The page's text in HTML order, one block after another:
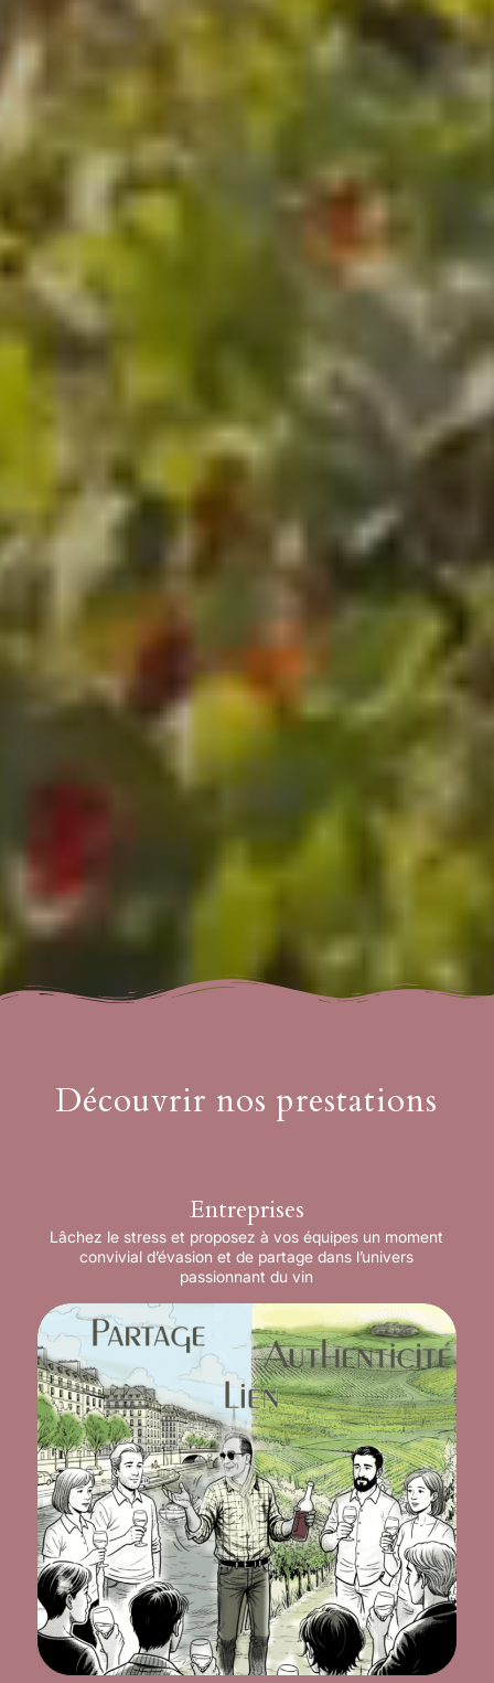
Découvrir nos prestations
Entreprises
Lâchez le stress et proposez à vos équipes un moment
convivial d’évasion et de partage dans l’univers
passionnant du vin